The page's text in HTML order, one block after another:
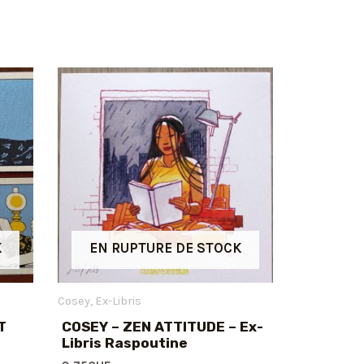
EN RUPTURE DE STOCK
Cosey Ex-Libris
COSEY – ZEN ATTITUDE – Ex-
Libris Raspoutine